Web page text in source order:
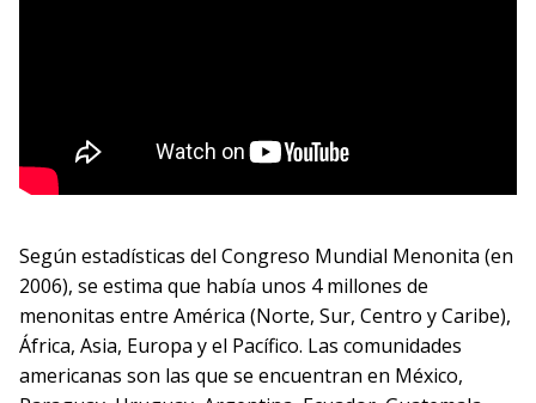
Según estadísticas del Congreso Mundial Menonita (en
2006), se estima que había unos 4 millones de
menonitas entre América (Norte, Sur, Centro y Caribe),
África, Asia, Europa y el Pacífico. Las comunidades
americanas son las que se encuentran en México,